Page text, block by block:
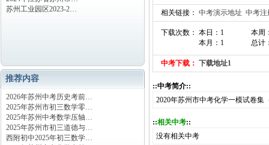
苏州工业园区2023-2…
推荐内容
2026年苏州中考历史考前…
2025年苏州市初三数学零…
2025年苏州中考数学压轴…
2025年苏州市初三道德与…
西附初中2025年初三数学…
相关链接： 中考演示地址 中考注
下载次数： 本日：1
本月：1
本周
总计
中考下载： 下载地址1
::中考简介::
2020年苏州市中考化学一模试卷集
::相关中考::
没有相关中考